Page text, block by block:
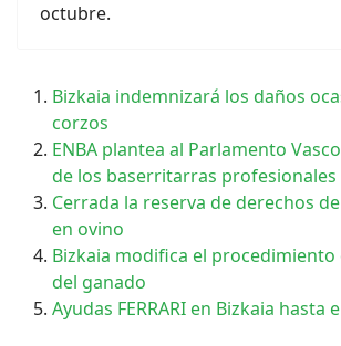
octubre.
Bizkaia indemnizará los daños
corzos
ENBA plantea al Parlamento
de los baserritarras profesionales
Cerrada la reserva de derechos
en ovino
Bizkaia modifica el
del ganado
Ayudas FERRARI en Bizkaia hasta